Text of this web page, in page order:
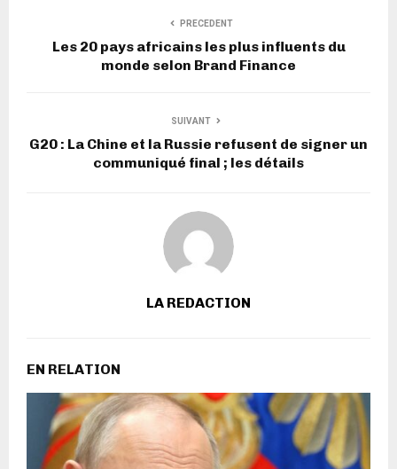
PRECEDENT
Les 20 pays africains les plus influents du
monde selon Brand Finance
SUIVANT
G20 : La Chine et la Russie refusent de signer un
communiqué final ; les détails
LA REDACTION
EN RELATION